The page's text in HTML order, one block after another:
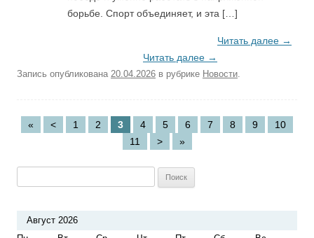
борьбе. Спорт объединяет, и эта […]
Читать далее →
Читать далее →
Запись опубликована 20.04.2026 в рубрике Новости.
« < 1 2 3 4 5 6 7 8 9
10
11
> »
Август 2026